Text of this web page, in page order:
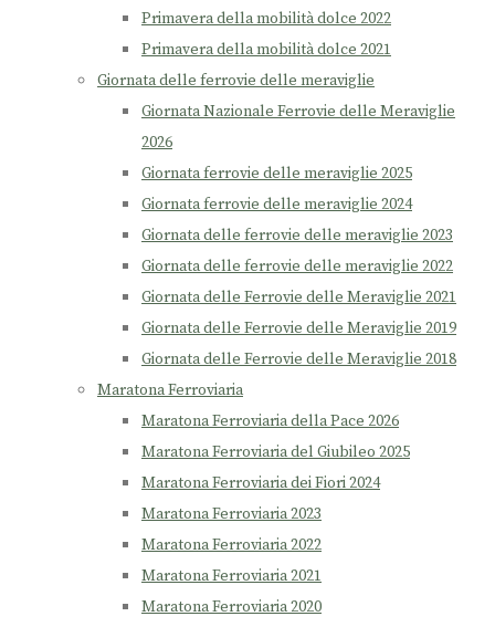
Primavera della mobilità dolce 2022
Primavera della mobilità dolce 2021
Giornata delle ferrovie delle meraviglie
Giornata Nazionale Ferrovie delle Meraviglie
2026
Giornata ferrovie delle meraviglie 2025
Giornata ferrovie delle meraviglie 2024
Giornata delle ferrovie delle meraviglie 2023
Giornata delle ferrovie delle meraviglie 2022
Giornata delle Ferrovie delle Meraviglie 2021
Giornata delle Ferrovie delle Meraviglie 2019
Giornata delle Ferrovie delle Meraviglie 2018
Maratona Ferroviaria
Maratona Ferroviaria della Pace 2026
Maratona Ferroviaria del Giubileo 2025
Maratona Ferroviaria dei Fiori 2024
Maratona Ferroviaria 2023
Maratona Ferroviaria 2022
Maratona Ferroviaria 2021
Maratona Ferroviaria 2020